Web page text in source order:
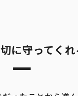
に守ってくれ